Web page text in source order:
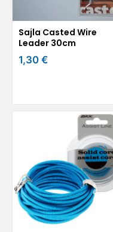
Sajla Casted Wire
Leader 30cm
1,30 €